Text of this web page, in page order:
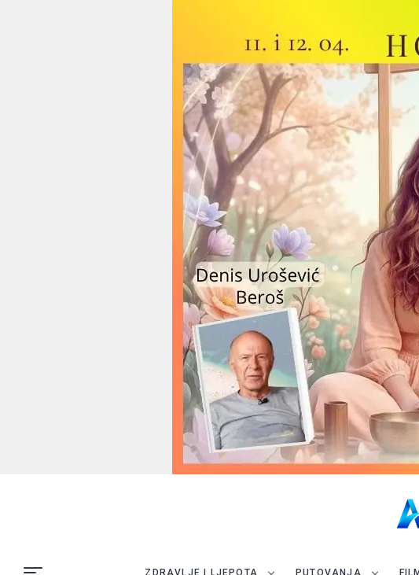
ZDRAVLJE I LJEPOTA PUTOVANJA